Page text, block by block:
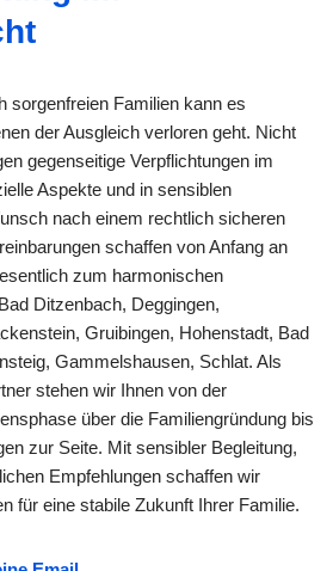
sorgenfreien Familien kann es
der Ausgleich verloren geht. Nicht
gegenseitige Verpflichtungen im
Aspekte und in sensiblen
nach einem rechtlich sicheren
schaffen von Anfang an
zum harmonischen
Ditzenbach, Deggingen,
Gruibingen, Hohenstadt, Bad
Gammelshausen, Schlat. Als
stehen wir Ihnen von der
über die Familiengründung bis
zur Seite. Mit sensibler Begleitung,
Empfehlungen schaffen wir
für eine stabile Zukunft Ihrer Familie.